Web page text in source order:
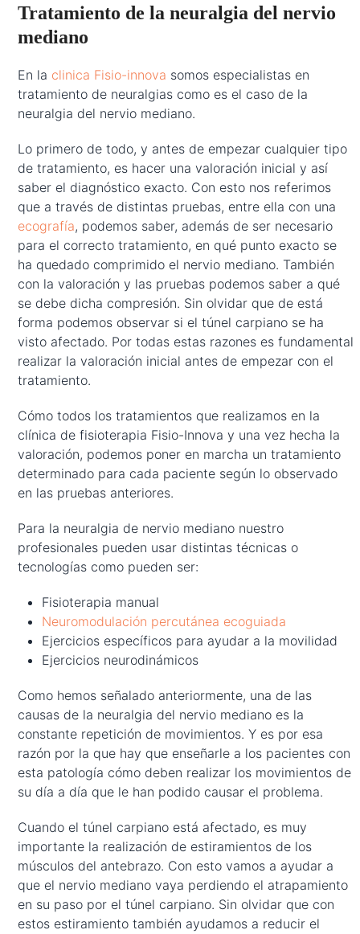
Tratamiento de la neuralgia del nervio
mediano
En la clinica Fisio-innova somos especialistas en
tratamiento de neuralgias como es el caso de la
neuralgia del nervio mediano.
Lo primero de todo, y antes de empezar cualquier tipo
de tratamiento, es hacer una valoración inicial y así
saber el diagnóstico exacto. Con esto nos referimos
que a través de distintas pruebas, entre ella con una
ecografía, podemos saber, además de ser necesario
para el correcto tratamiento, en qué punto exacto se
ha quedado comprimido el nervio mediano. También
con la valoración y las pruebas podemos saber a qué
se debe dicha compresión. Sin olvidar que de está
forma podemos observar si el túnel carpiano se ha
visto afectado. Por todas estas razones es fundamental
realizar la valoración inicial antes de empezar con el
tratamiento.
Cómo todos los tratamientos que realizamos en la
clínica de fisioterapia Fisio-Innova y una vez hecha la
valoración, podemos poner en marcha un tratamiento
determinado para cada paciente según lo observado
en las pruebas anteriores.
Para la neuralgia de nervio mediano nuestro
profesionales pueden usar distintas técnicas o
tecnologías como pueden ser:
Fisioterapia manual
Neuromodulación percutánea ecoguiada
Ejercicios específicos para ayudar a la movilidad
Ejercicios neurodinámicos
Como hemos señalado anteriormente, una de las
causas de la neuralgia del nervio mediano es la
constante repetición de movimientos. Y es por esa
razón por la que hay que enseñarle a los pacientes con
esta patología cómo deben realizar los movimientos de
su día a día que le han podido causar el problema.
Cuando el túnel carpiano está afectado, es muy
importante la realización de estiramientos de los
músculos del antebrazo. Con esto vamos a ayudar a
que el nervio mediano vaya perdiendo el atrapamiento
en su paso por el túnel carpiano. Sin olvidar que con
estos estiramiento también ayudamos a reducir el